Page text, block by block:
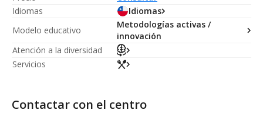
Idiomas
Idiomas
Modelo educativo
Metodologías activas /
innovación
Atención a la diversidad
Servicios
Contactar con el centro